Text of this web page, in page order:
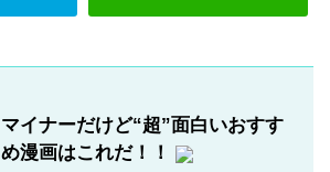
マイナーだけど“超”面白いおすす
め漫画はこれだ！！